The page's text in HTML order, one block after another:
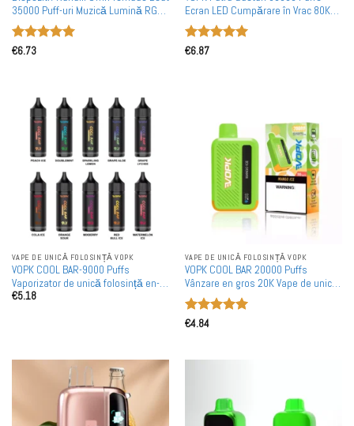
35000 Puff-uri Muzică Lumină RGB
Cumpărare în Vrac Vape-uri
Reîncărcabile de Unică Folosință
en Vrac
Evaluat la
€6.73
Ecran LED Cumpărare în Vrac 80K
Vape De Unică Folosință
Reîncărcabile în Vrac
Evaluat la
€6.87
VAPE DE UNICĂ FOLOSINȚĂ VOPK
VOPK COOL BAR-9000 Puffs
Vaporizator de unică folosință en-
gros
€5.18
VAPE DE UNICĂ FOLOSINȚĂ VOPK
VOPK COOL BAR 20000 Puffs
Vânzare en gros 20K Vape de unică
folosință Cumpărare în vrac
Evaluat la
€4.84